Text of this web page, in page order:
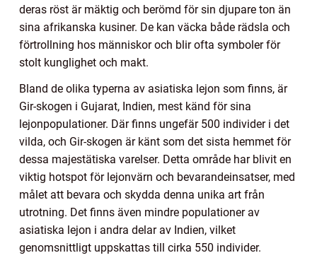
deras röst är mäktig och berömd för sin djupare ton än
sina afrikanska kusiner. De kan väcka både rädsla och
förtrollning hos människor och blir ofta symboler för
stolt kunglighet och makt.
Bland de olika typerna av asiatiska lejon som finns, är
Gir-skogen i Gujarat, Indien, mest känd för sina
lejonpopulationer. Där finns ungefär 500 individer i det
vilda, och Gir-skogen är känt som det sista hemmet för
dessa majestätiska varelser. Detta område har blivit en
viktig hotspot för lejonvärn och bevarandeinsatser, med
målet att bevara och skydda denna unika art från
utrotning. Det finns även mindre populationer av
asiatiska lejon i andra delar av Indien, vilket
genomsnittligt uppskattas till cirka 550 individer.